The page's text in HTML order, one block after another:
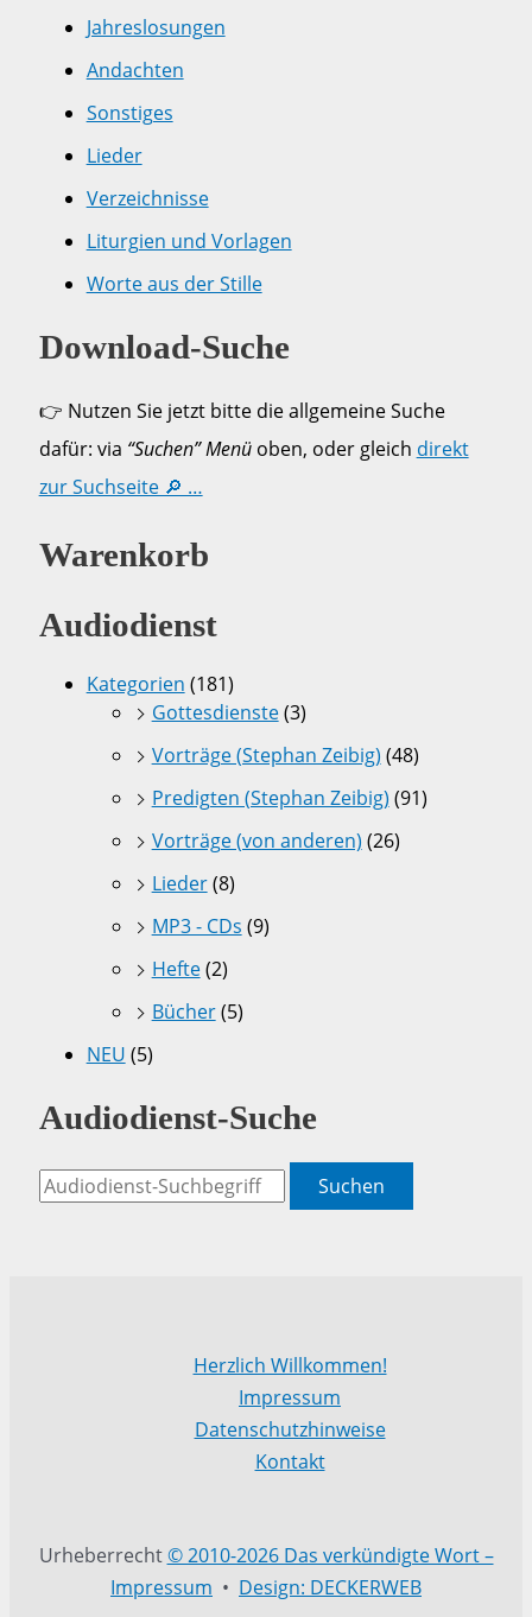
Jahreslosungen
Andachten
Sonstiges
Lieder
Verzeichnisse
Liturgien und Vorlagen
Worte aus der Stille
Download-Suche
👉 Nutzen Sie jetzt bitte die allgemeine Suche
dafür: via “Suchen” Menüoben, oder gleich direkt
zur Suchseite 🔎 …
Warenkorb
Audiodienst
Kategorien (181)
Gottesdienste(3)
Vorträge (Stephan Zeibig) (48)
Predigten (Stephan Zeibig) (91)
Vorträge (von anderen) (26)
Lieder(8)
MP3 - CDs (9)
Hefte(2)
Bücher(5)
NEU (5)
Audiodienst-Suche
Suchen
Herzlich Willkommen!
Impressum
Datenschutzhinweise
Kontakt
Urheberrecht© 2010-2026 Das verkündigte Wort –
Impressum • Design: DECKERWEB